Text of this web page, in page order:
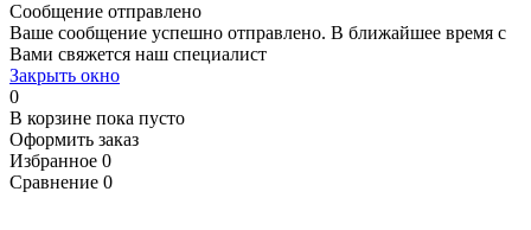
Сообщение отправлено
Ваше сообщение успешно отправлено. В ближайшее время с
Вами свяжется наш специалист
Закрыть окно
0
В корзине пока пусто
Оформить заказ
Избранное 0
Сравнение 0